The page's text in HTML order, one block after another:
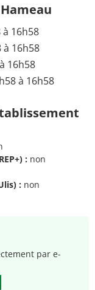
à 16h58
à 16h58
16h58
à 16h58
: non
: non
par e-